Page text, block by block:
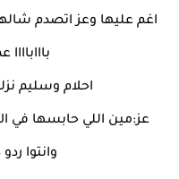
اغم عليها وعز اتصدم
احلام وسليم
عز:مين اللي حابسها في
وانتوا